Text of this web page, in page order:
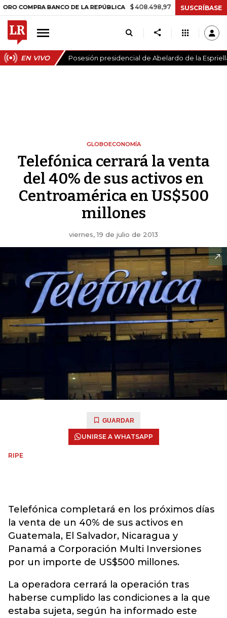
BANCO DE LA REPÚBLICA $ 408.498,97 +$ 8.753,81 +2,19%
SUSCRÍBASE
EN VIVO Posesión presidencial de Abelardo de la
GLOBOECONOMÍA
Telefónica cerrará la venta
del 40% de sus activos en
Centroamérica en US$500
millones
viernes, 19 de julio de 2013
GUARDAR
UNIRSE A WHATSAPP
RIPE
Telefónica completará en los próximos días
la venta de un 40% de sus activos en
Guatemala, El Salvador, Nicaragua y
Panamá a Corporación Multi Inversiones
por un importe de US$500 millones.
La operadora cerrará la operación tras
haberse cumplido las condiciones a la que
estaba sujeta, según ha informado este